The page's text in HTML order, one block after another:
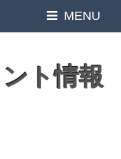
MENU
ト情報